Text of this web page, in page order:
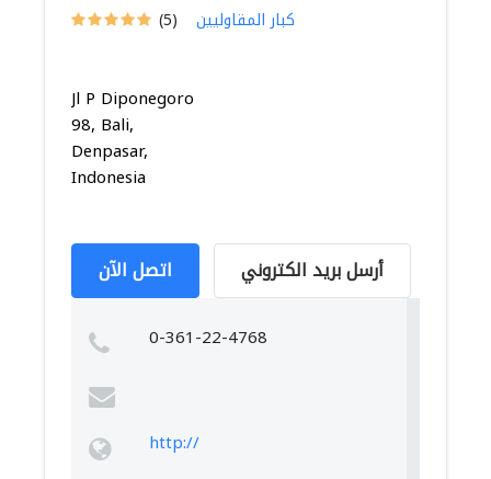
(5) كبار المقاوليين
Jl P Diponegoro
98, Bali,
Denpasar,
Indonesia
اتصل الآن أرسل بريد الكتروني
0-361-22-4768
http://